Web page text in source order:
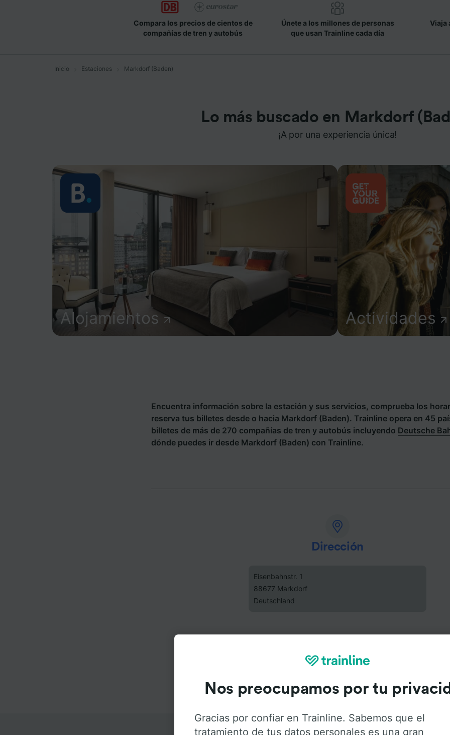
Compara los precios de cientos de
compañías de tren y autobús
Únete a los millones de personas
que usan Trainline cada día
Viaja
Inicio Estaciones Markdorf (Baden)
Lo más buscado en Markdorf
¡A por una experiencia única!
Alojamientos Actividades
Encuentra información sobre la estación y sus servicios, comprueba los
reserva tus billetes desde o hacia Markdorf (Baden). Trainline opera en 45
billetes de más de 270 compañías de tren y autobús incluyendo Deutsche
dónde puedes ir desde Markdorf (Baden) con Trainline.
Dirección
Eisenbahnstr. 1
88677 Markdorf
Deutschland
Nos preocupamos por tu
Gracias por confiar en Trainline. Sabemos que el
tratamiento de tus datos personales es una gran